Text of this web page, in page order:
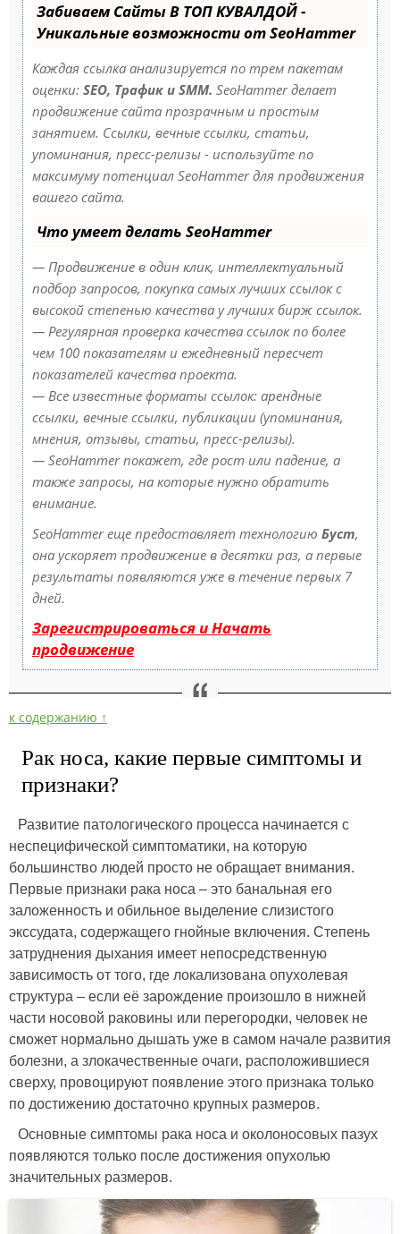
Забиваем Сайты В ТОП КУВАЛДОЙ -
Уникальные возможности от SeoHammer
Каждая ссылка анализируется по трем пакетам
оценки: SEO, Трафик и SMM. SeoHammer делает
продвижение сайта прозрачным и простым
занятием. Ссылки, вечные ссылки, статьи,
упоминания, пресс-релизы - используйте по
максимуму потенциал SeoHammer для продвижения
вашего сайта.
Что умеет делать SeoHammer
— Продвижение в один клик, интеллектуальный
подбор запросов, покупка самых лучших ссылок с
высокой степенью качества у лучших бирж ссылок.
— Регулярная проверка качества ссылок по более
чем 100 показателям и ежедневный пересчет
показателей качества проекта.
— Все известные форматы ссылок: арендные
ссылки, вечные ссылки, публикации (упоминания,
мнения, отзывы, статьи, пресс-релизы).
— SeoHammer покажет, где рост или падение, а
также запросы, на которые нужно обратить
внимание.
SeoHammer еще предоставляет технологию Буст,
она ускоряет продвижение в десятки раз, а первые
результаты появляются уже в течение первых 7
дней.
Зарегистрироваться и Начать
продвижение
к содержанию ↑
Рак носа, какие первые симптомы и
признаки?
Развитие патологического процесса начинается с
неспецифической симптоматики, на которую
большинство людей просто не обращает внимания.
Первые признаки рака носа – это банальная его
заложенность и обильное выделение слизистого
экссудата, содержащего гнойные включения. Степень
затруднения дыхания имеет непосредственную
зависимость от того, где локализована опухолевая
структура – если её зарождение произошло в нижней
части носовой раковины или перегородки, человек не
сможет нормально дышать уже в самом начале развития
болезни, а злокачественные очаги, расположившиеся
сверху, провоцируют появление этого признака только
по достижению достаточно крупных размеров.
Основные симптомы рака носа и околоносовых пазух
появляются только после достижения опухолью
значительных размеров.